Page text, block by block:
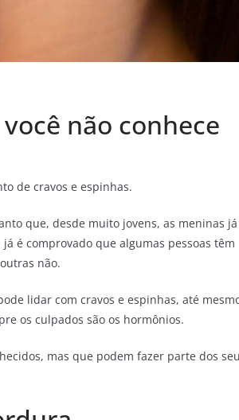
não conhece
de cravos e espinhas.
que, desde muito jovens, as meninas já
já é comprovado que algumas pessoas têm
não.
lidar com cravos e espinhas, até
os culpados são os hormônios.
mas que podem fazer parte dos